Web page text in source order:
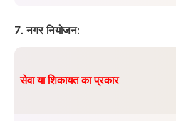
7. नगर नियोजन:
सेवा या शिकायत का प्रकार